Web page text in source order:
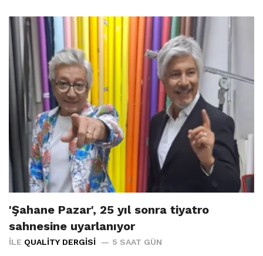
'Şahane Pazar', 25 yıl sonra tiyatro
sahnesine uyarlanıyor
İLE QUALITY DERGISI 5 SAAT GÜN